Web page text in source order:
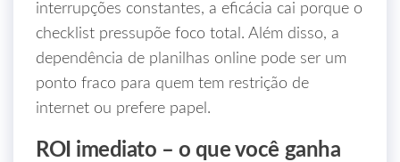
interrupções constantes, a eficácia cai porque o
checklist pressupõe foco total. Além disso, a
dependência de planilhas online pode ser um
ponto fraco para quem tem restrição de
internet ou prefere papel.
ROI imediato – o que você ganha